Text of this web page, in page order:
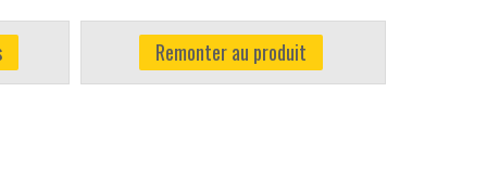
Remonter au produit